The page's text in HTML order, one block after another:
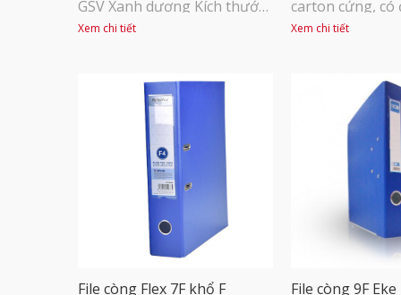
GSV Xanh dương Kích thước
A4 thông dụng phù hợp với
khổ giấy F4, A4, đến khổ nhỏ
hơn A5. Độ dày gáy 50mm
cho khả năng lưu tối đa 300
tờ giấy, bao [...]
Xem chi tiết
carton cứng, có
chịu va đập tốt.
chùi, giúp sắp
dàng, mang lại
cho xấp tài liệu
Khóa còng là
Xem chi tiết
File còng Flex 7F khổ F File còng 9F Eke